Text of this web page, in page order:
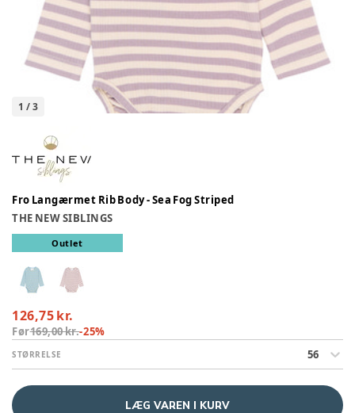
1 /3
Fro Langærmet Rib Body - Sea Fog Striped
THE NEW SIBLINGS
Outlet
126,75 kr.
Før169,00 kr.-25%
STØRRELSE 56
LÆG VAREN I KURV